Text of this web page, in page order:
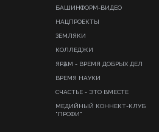
БАШИНФОРМ-ВИДЕО
НАЦПРОЕКТЫ
ЗЕМЛЯКИ
КОЛЛЕДЖИ
ЯРҘАМ - ВРЕМЯ ДОБРЫХ ДЕЛ
ВРЕМЯ НАУКИ
СЧАСТЬЕ - ЭТО ВМЕСТЕ
МЕДИЙНЫЙ КОННЕКТ-КЛУБ
"ПРОФИ"